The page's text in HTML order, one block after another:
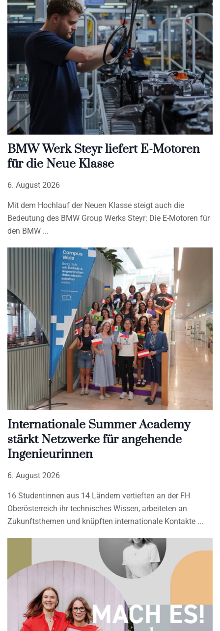
BMW Werk Steyr liefert E-Motoren
für die Neue Klasse
6. August 2026
Mit dem Hochlauf der Neuen Klasse steigt auch die
Bedeutung des BMW Group Werks Steyr: Die E-Motoren für
den BMW
Internationale Summer Academy
stärkt Netzwerke für angehende
Ingenieurinnen
6. August 2026
16 Studentinnen aus 14 Ländern vertieften an der FH
Oberösterreich ihr technisches Wissen, arbeiteten an
Zukunftsthemen und knüpften internationale Kontakte